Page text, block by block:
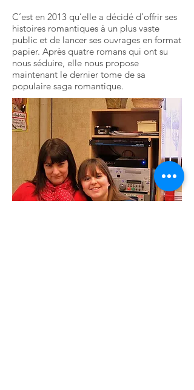
C’est en 2013 qu’elle a décidé d’offrir ses
histoires romantiques à un plus vaste
public et de lancer ses ouvrages en format
papier. Après quatre romans qui ont su
nous séduire, elle nous propose
maintenant le dernier tome de sa
populaire saga romantique.